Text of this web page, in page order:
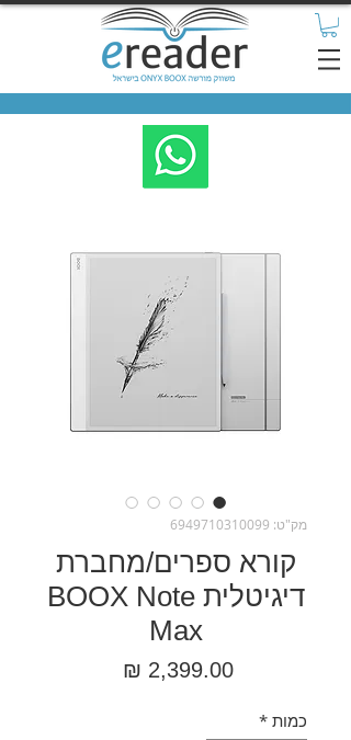
מק"ט: 6949710310099
קורא ספרים/מחברת
דיגיטלית BOOX Note
Max
כמות *